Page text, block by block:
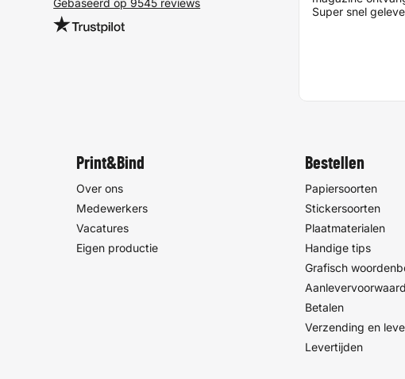
Gebaseerd op 9545 reviews
Super snel
Print&Bind
Over ons
Medewerkers
Vacatures
Eigen productie
Bestellen
Papiersoorten
Stickersoorten
Plaatmaterialen
Handige tips
Grafisch
Betalen
Verzending en
Levertijden